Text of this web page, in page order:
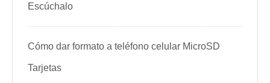
Escúchalo
Cómo dar formato a teléfono celular MicroSD
Tarjetas